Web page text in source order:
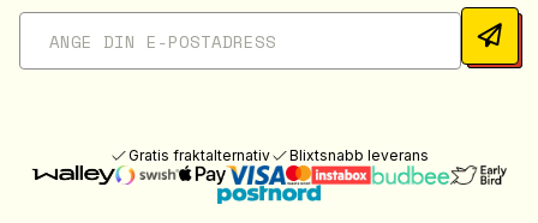
Gratis fraktalternativ Blixtsnabb leverans